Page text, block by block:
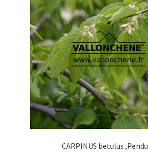
CARPINUS betulus